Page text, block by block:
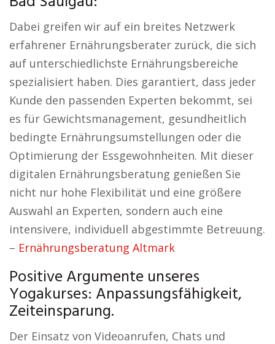
Dabei greifen wir auf ein breites Netzwerk
erfahrener Ernährungsberater zurück, die sich
auf unterschiedlichste Ernährungsbereiche
spezialisiert haben. Dies garantiert, dass jeder
Kunde den passenden Experten bekommt, sei
es für Gewichtsmanagement, gesundheitlich
bedingte Ernährungsumstellungen oder die
Optimierung der Essgewohnheiten. Mit dieser
digitalen Ernährungsberatung genießen Sie
nicht nur hohe Flexibilität und eine größere
Auswahl an Experten, sondern auch eine
intensivere, individuell abgestimmte Betreuung.
– Ernährungsberatung Altmark
Positive Argumente unseres
Yogakurses: Anpassungsfähigkeit,
Zeiteinsparung.
Der Einsatz von Videoanrufen, Chats und